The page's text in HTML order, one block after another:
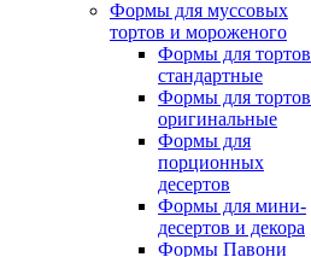
Формы для муссовых
тортов и мороженого
Формы для тортов
стандартные
Формы для тортов
оригинальные
Формы для
порционных
десертов
Формы для мини-
десертов и декора
Формы Павони